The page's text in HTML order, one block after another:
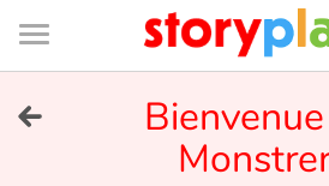
Connexion
Bibliothèque
de
page